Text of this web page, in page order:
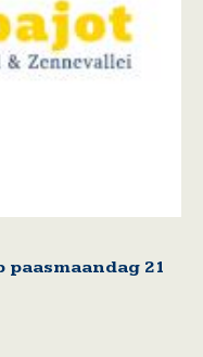
21